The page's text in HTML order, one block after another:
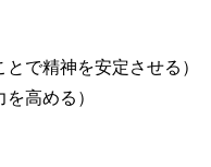
で精神を安定させる）
高める）